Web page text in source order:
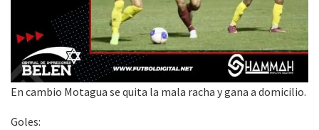
En cambio Motagua se quita la mala racha y gana a domicilio.
Goles: